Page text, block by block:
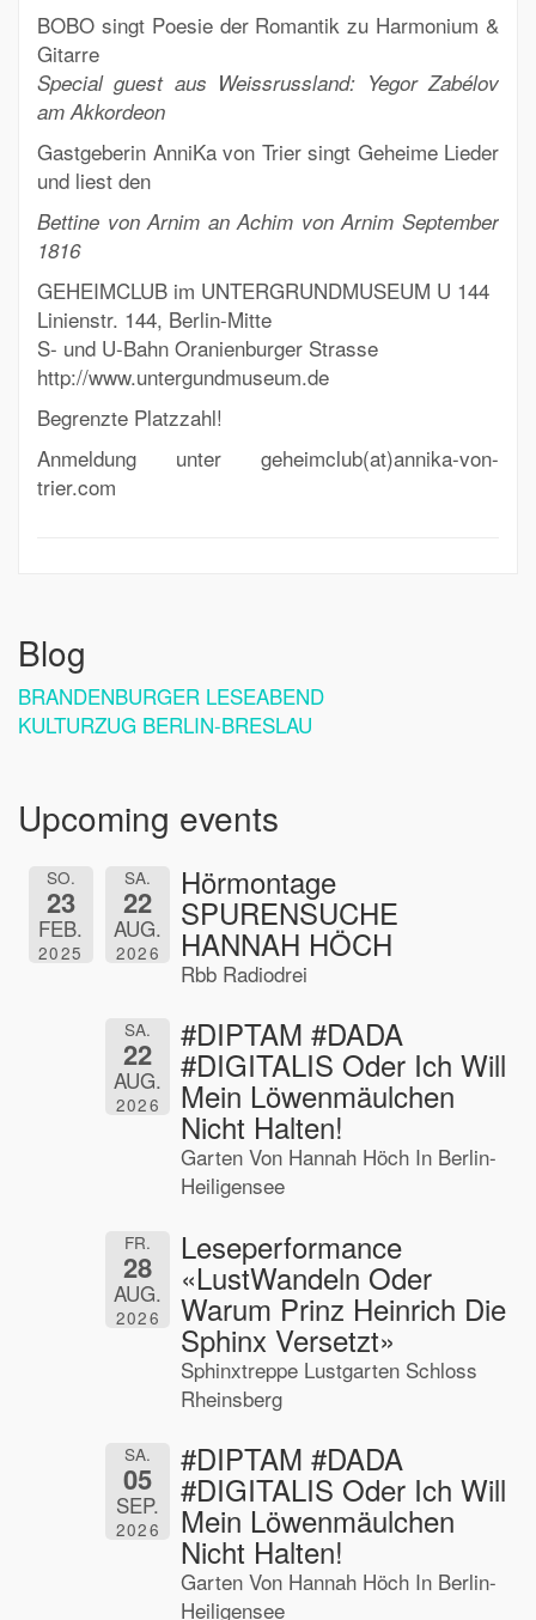
BOBO singt Poesie der Romantik zu Harmonium &
Gitarre
Special guest aus Weissrussland: Yegor Zabélov
am Akkordeon
Gastgeberin AnniKa von Trier singt Geheime Lieder
und liest den
Bettine von Arnim an Achim von Arnim September
1816
GEHEIMCLUB im UNTERGRUNDMUSEUM U 144
Linienstr. 144, Berlin-Mitte
S- und U-Bahn Oranienburger Strasse
http://www.untergundmuseum.de
Begrenzte Platzzahl!
Anmeldung unter geheimclub(at)annika-von-
trier.com
Blog
BRANDENBURGER LESEABEND
KULTURZUG BERLIN-BRESLAU
Upcoming events
SO.
23
FEB.
2025
SA.
22
AUG.
2026
Hörmontage
SPURENSUCHE
HANNAH HÖCH
Rbb Radiodrei
SA.
22
AUG.
2026
#DIPTAM #DADA
#DIGITALIS Oder Ich Will
Mein Löwenmäulchen
Nicht Halten!
Garten Von Hannah Höch In Berlin-
Heiligensee
FR.
28
AUG.
2026
Leseperformance
«LustWandeln Oder
Warum Prinz Heinrich Die
Sphinx Versetzt»
Sphinxtreppe Lustgarten Schloss
Rheinsberg
SA.
05
SEP.
2026
#DIPTAM #DADA
#DIGITALIS Oder Ich Will
Mein Löwenmäulchen
Nicht Halten!
Garten Von Hannah Höch In Berlin-
Heiligensee